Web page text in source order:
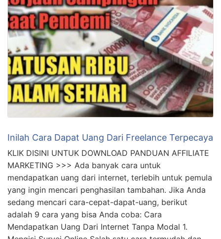
Inilah Cara Dapat Uang Dari Freelance Terpecaya
KLIK DISINI UNTUK DOWNLOAD PANDUAN AFFILIATE
MARKETING >>> Ada banyak cara untuk
mendapatkan uang dari internet, terlebih untuk pemula
yang ingin mencari penghasilan tambahan. Jika Anda
sedang mencari cara-cepat-dapat-uang, berikut
adalah 9 cara yang bisa Anda coba: Cara
Mendapatkan Uang Dari Internet Tanpa Modal 1.